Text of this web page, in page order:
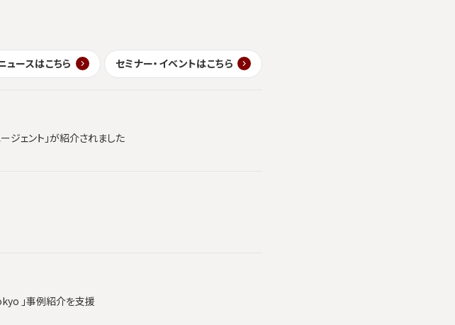
ュースはこちら セミナー・イベントはこちら
ジェント」が紹介されました
」事例紹介を支援